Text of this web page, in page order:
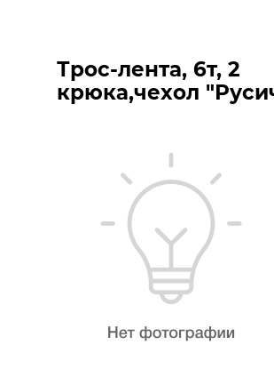
Трос-лента, 6т, 2
крюка,чехол